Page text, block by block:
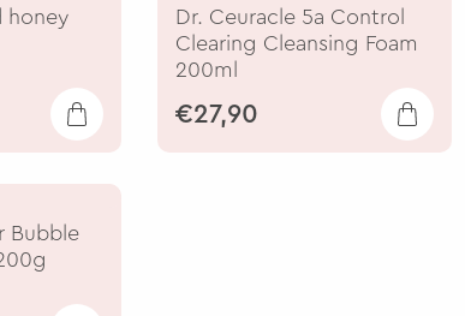
honey
Dr. Ceuracle 5a Control
Clearing Cleansing Foam
200ml
€27,90
Bubble